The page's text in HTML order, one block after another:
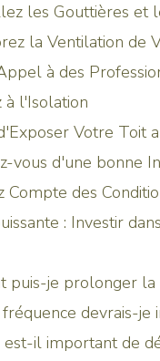
les Gouttières
la Ventilation de
Appel à des
à l'Isolation
d'Exposer Votre Toit
vous d'une bonne
Compte des
: Investir
puis-je prolonger
devrais-je
il important de